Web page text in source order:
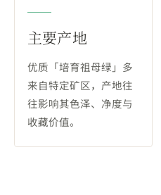
主要产地
优质「培育祖母绿」多
来自特定矿区，产地往
往影响其色泽、净度与
收藏价值。